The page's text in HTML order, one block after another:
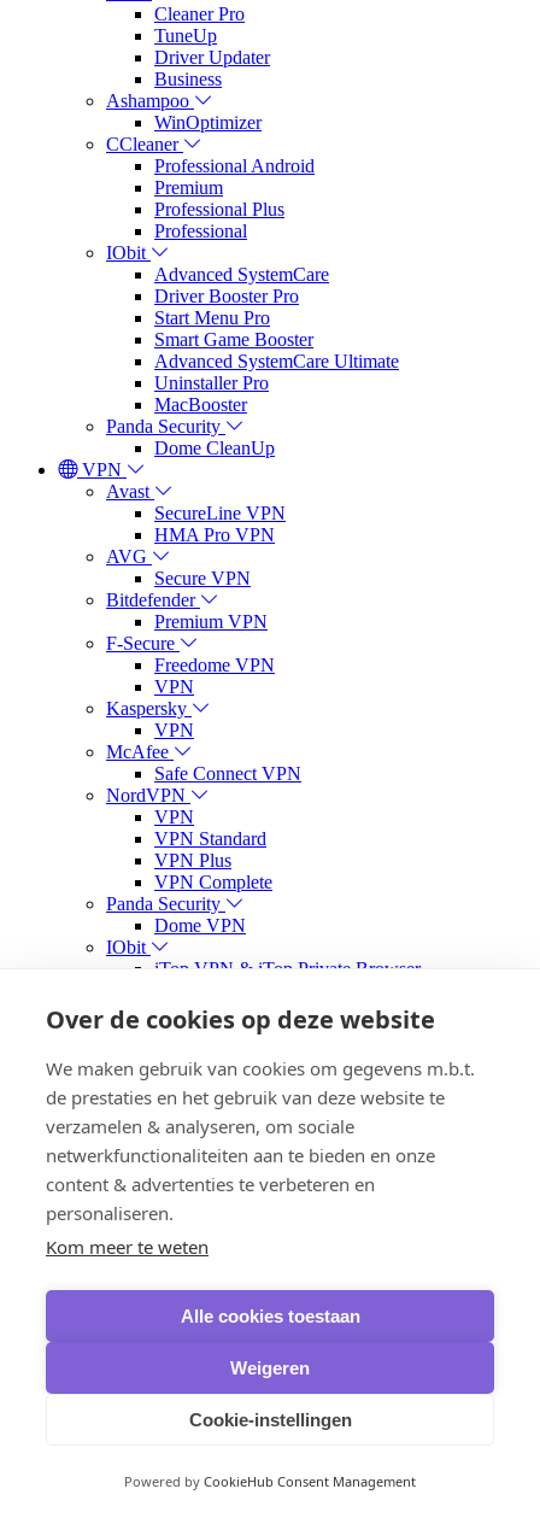
Cleaner Pro
TuneUp
Driver Updater
Business
Ashampoo
WinOptimizer
CCleaner
Professional Android
Premium
Professional Plus
Professional
IObit
Advanced SystemCare
Driver Booster Pro
Start Menu Pro
Smart Game Booster
Advanced SystemCare Ultimate
Uninstaller Pro
MacBooster
Panda Security
Dome CleanUp
VPN
Avast
SecureLine VPN
HMA Pro VPN
AVG
Secure VPN
Bitdefender
Premium VPN
F-Secure
Freedome VPN
VPN
Kaspersky
VPN
McAfee
Safe Connect VPN
NordVPN
VPN
VPN Standard
VPN Plus
VPN Complete
Panda Security
Dome VPN
IObit
iTop VPN & iTop Private Browser
IObit
IOTransfer
Smart Defrag Pro
Ashampoo
Burning Studio
Backupper Professional
Backupper Pro Family
Backupper Workstation
Backupper Technician
FoneTool Professional
MyRecover
AnyViewer Enterprise
PDF Pro
Over de cookies op deze website
We maken gebruik van cookies om gegevens m.b.t.
de prestaties en het gebruik van deze website te
verzamelen & analyseren, om sociale
netwerkfunctionaliteiten aan te bieden en onze
content & advertenties te verbeteren en
personaliseren.
Kom meer te weten
Alle cookies toestaan
Weigeren
Cookie-instellingen
Powered by CookieHub Consent Management